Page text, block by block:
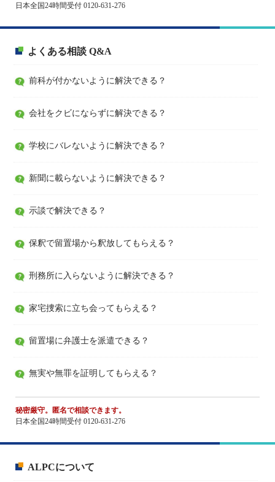
日本全国24時間受付 0120-631-276
よくある相談 Q&A
前科が付かないように解決できる？
会社をクビにならずに解決できる？
学校にバレないように解決できる？
新聞に載らないように解決できる？
示談で解決できる？
保釈で留置場から釈放してもらえる？
刑務所に入らないように解決できる？
家宅捜索に立ち会ってもらえる？
留置場に弁護士を派遣できる？
無実や無罪を証明してもらえる？
秘密厳守。匿名で相談できます。
日本全国24時間受付 0120-631-276
ALPCについて